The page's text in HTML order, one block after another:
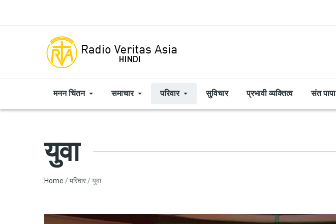
मनन चिंतन समाचार परिवार सुविचार प्रभावी व्यक्तित्व संत पापा
युवा
Breadcrumb
Home परिवार युवा